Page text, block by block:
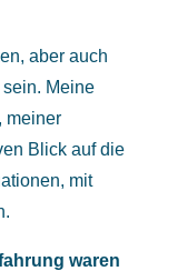
aber auch
Meine
meiner
Blick auf die
mit
waren